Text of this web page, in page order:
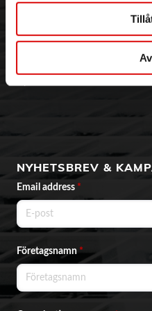
Aktuellt på Order
NYHETSBREV &
Email address *
Företagsnamn*